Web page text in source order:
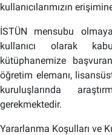
kullanıcılarımızın
İSTÜN mensubu
kullanıcı olarak
kütüphanemize
öğretim elemanı,
kuruluşlarında
gerekmektedir.
Yararlanma Koşulları ve